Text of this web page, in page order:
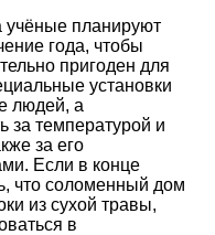
учёные планируют
года, чтобы
пригоден для
установки
людей, а
за температурой и
за его
Если в конце
что соломенный дом
из сухой травы,
в